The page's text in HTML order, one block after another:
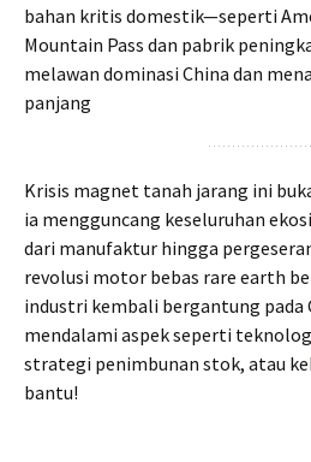
bahan kritis domestik—seperti
Mountain Pass dan pabrik
melawan dominasi China dan
panjang
Krisis magnet tanah jarang ini
ia mengguncang keseluruhan
dari manufaktur hingga
revolusi motor bebas rare earth
industri kembali bergantung pada
mendalami aspek seperti
strategi penimbunan stok, atau
bantu!